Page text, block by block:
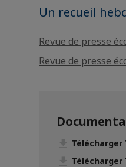
Un recueil
Revue de presse
Revue de presse
Télécharger
Télécharger